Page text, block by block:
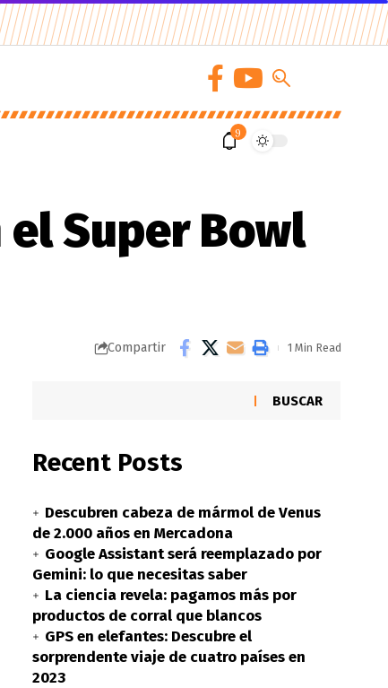
9
el Super Bowl
Compartir 1 Min Read
BUSCAR
Recent Posts
Descubren cabeza de mármol de Venus
de 2.000 años en Mercadona
Google Assistant será reemplazado por
Gemini: lo que necesitas saber
La ciencia revela: pagamos más por
productos de corral que blancos
GPS en elefantes: Descubre el
sorprendente viaje de cuatro países en
2023